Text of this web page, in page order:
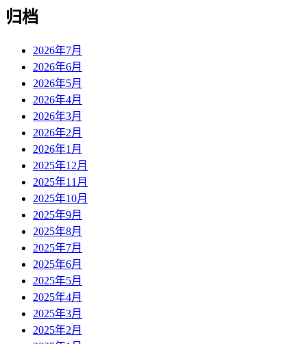
归档
2026年7月
2026年6月
2026年5月
2026年4月
2026年3月
2026年2月
2026年1月
2025年12月
2025年11月
2025年10月
2025年9月
2025年8月
2025年7月
2025年6月
2025年5月
2025年4月
2025年3月
2025年2月